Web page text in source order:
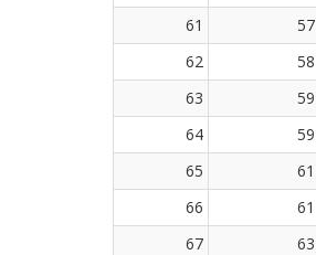
61
57
62
58
63
59
64
59
65
61
66
61
67
63